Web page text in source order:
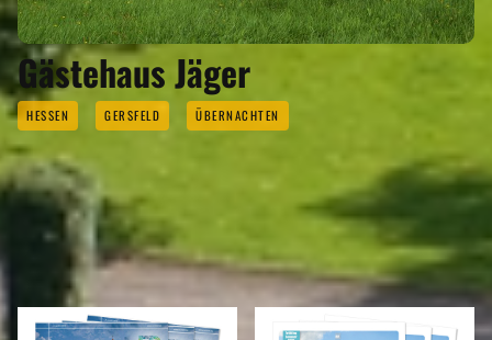
Gästehaus Jäger
HESSEN GERSFELD ÜBERNACHTEN
REISEMAGAZINE
IN DIESEN REISEMAGAZINEN FINDEN SIE DEN LANDKREIS FULDA